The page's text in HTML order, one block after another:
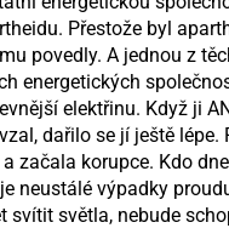
Přestože byl
povedly. A jednou z
energetických
elektřinu. Když ji
dařilo se jí ještě lépe.
začala korupce. Kdo
neustálé výpadky
svítit světla, nebude